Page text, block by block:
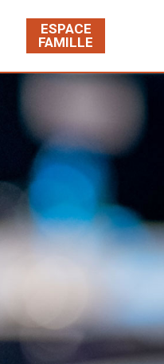
ESPACE
FAMILLE